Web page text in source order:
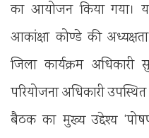
का आयोजन किया गया।
आकांक्षा कोण्डे की
जिला कार्यक्रम
परियोजना अधिकारी उपस्थित
बैठक का मुख्य उद्देश्य